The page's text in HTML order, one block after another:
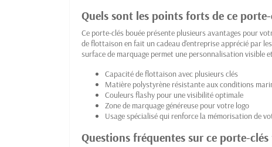
Quels sont les points forts de ce
Ce porte-clés bouée présente plusieurs avantages pour
de flottaison en fait un cadeau d'entreprise apprécié par
surface de marquage permet une personnalisation visible
Capacité de flottaison avec plusieurs clés
Matière polystyrène résistante aux conditions
Couleurs flashy pour une visibilité optimale
Zone de marquage généreuse pour votre logo
Usage spécialisé qui renforce la mémorisation de
Questions fréquentes sur ce porte-